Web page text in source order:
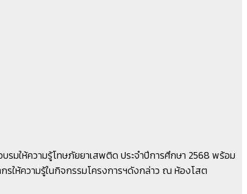
รมให้ความรู้โทษภัยยาเสพติด ประจำปีการศึกษา 2568 พร้อม
ให้ความรู้ในกิจกรรมโครงการฯดังกล่าว ณ ห้องโสต